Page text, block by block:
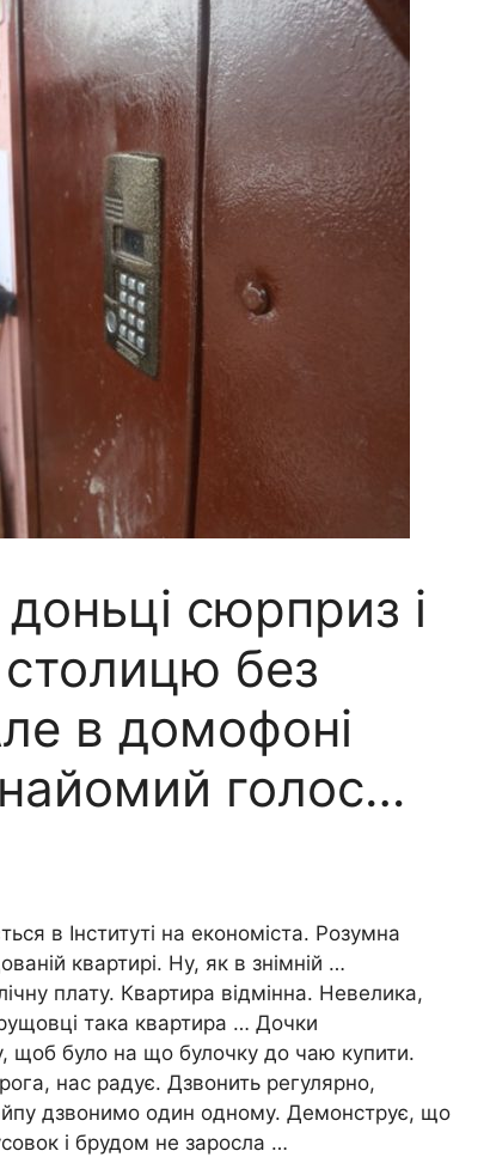
сюрприз і
столицю без
в домофоні
голос…
в Інституті на економіста. Розумна
квартирі. Ну, як в знімній …
плату. Квартира відмінна. Невелика,
така квартира … Дочки
щоб було на що булочку до чаю купити.
нас радує. Дзвонить регулярно,
дзвонимо один одному. Демонструє, що
і брудом не заросла …